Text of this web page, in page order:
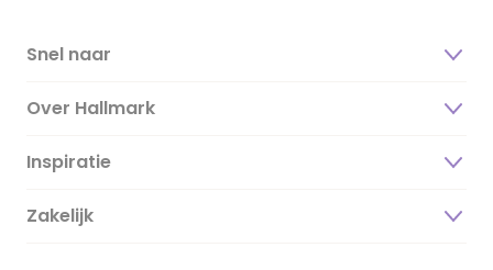
Snel naar
Over Hallmark
Over ons
Duurzaamheid
Inspiratie
Magazine
Zakelijk